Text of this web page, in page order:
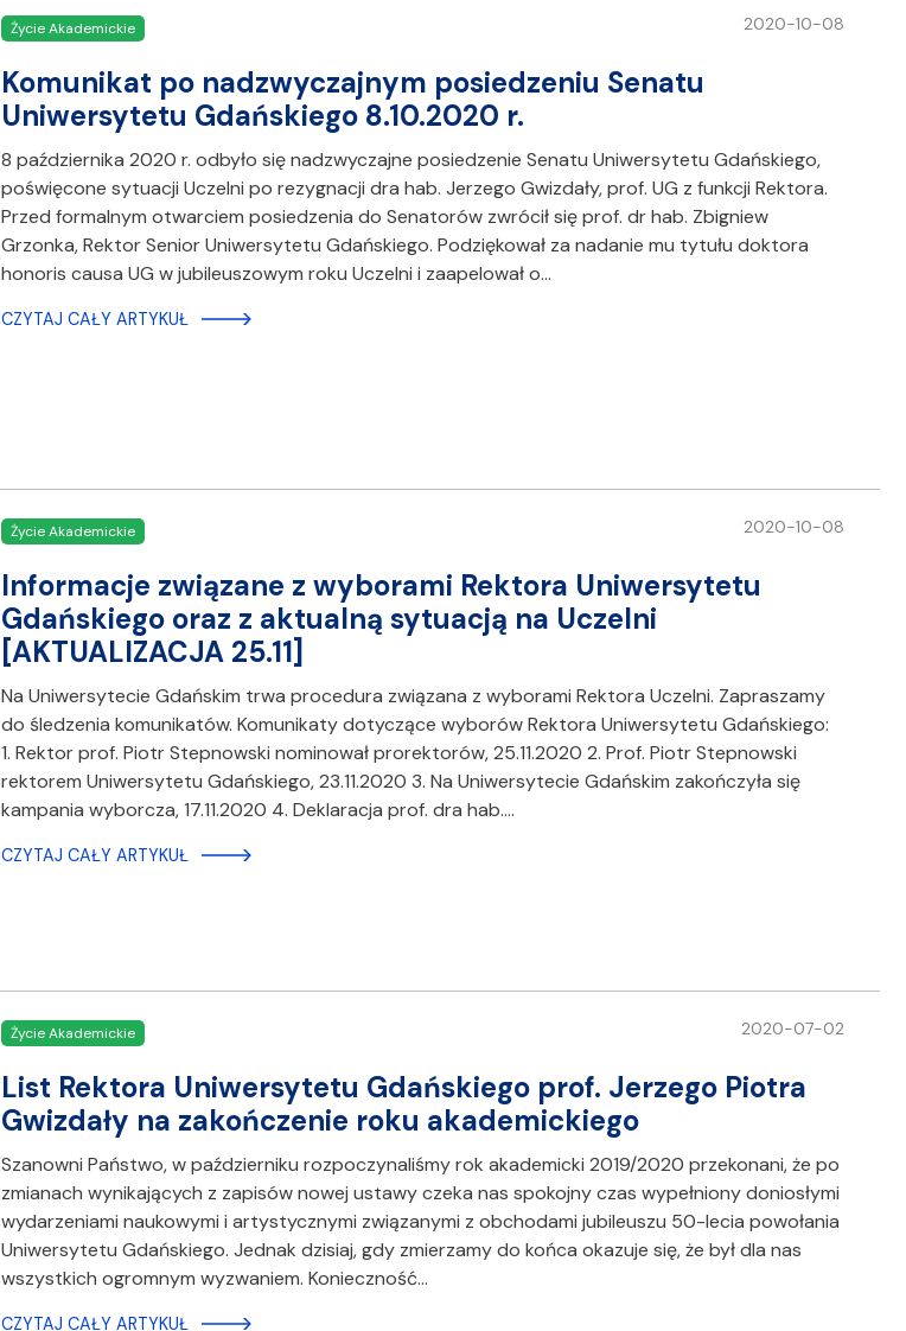
Życie Akademickie 2020-10-08
Komunikat po nadzwyczajnym posiedzeniu Senatu
Uniwersytetu Gdańskiego 8.10.2020 r.
8 października 2020 r. odbyło się nadzwyczajne posiedzenie Senatu Uniwersytetu Gdańskiego,
poświęcone sytuacji Uczelni po rezygnacji dra hab. Jerzego Gwizdały, prof. UG z funkcji Rektora.
Przed formalnym otwarciem posiedzenia do Senatorów zwrócił się prof. dr hab. Zbigniew
Grzonka, Rektor Senior Uniwersytetu Gdańskiego. Podziękował za nadanie mu tytułu doktora
honoris causa UG w jubileuszowym roku Uczelni i zaapelował o…
CZYTAJ CAŁY ARTYKUŁ
Życie Akademickie 2020-10-08
Informacje związane z wyborami Rektora Uniwersytetu
Gdańskiego oraz z aktualną sytuacją na Uczelni
[AKTUALIZACJA 25.11]
Na Uniwersytecie Gdańskim trwa procedura związana z wyborami Rektora Uczelni. Zapraszamy
do śledzenia komunikatów. Komunikaty dotyczące wyborów Rektora Uniwersytetu Gdańskiego:
1. Rektor prof. Piotr Stepnowski nominował prorektorów, 25.11.2020 2. Prof. Piotr Stepnowski
rektorem Uniwersytetu Gdańskiego, 23.11.2020 3. Na Uniwersytecie Gdańskim zakończyła się
kampania wyborcza, 17.11.2020 4. Deklaracja prof. dra hab.…
CZYTAJ CAŁY ARTYKUŁ
Życie Akademickie 2020-07-02
List Rektora Uniwersytetu Gdańskiego prof. Jerzego Piotra
Gwizdały na zakończenie roku akademickiego
Szanowni Państwo, w październiku rozpoczynaliśmy rok akademicki 2019/2020 przekonani, że po
zmianach wynikających z zapisów nowej ustawy czeka nas spokojny czas wypełniony doniosłymi
wydarzeniami naukowymi i artystycznymi związanymi z obchodami jubileuszu 50-lecia powołania
Uniwersytetu Gdańskiego. Jednak dzisiaj, gdy zmierzamy do końca okazuje się, że był dla nas
wszystkich ogromnym wyzwaniem. Konieczność…
CZYTAJ CAŁY ARTYKUŁ